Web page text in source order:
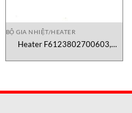
BỘ GIA NHIỆT/HEATER
Heater F6123802700603,
heater watlow